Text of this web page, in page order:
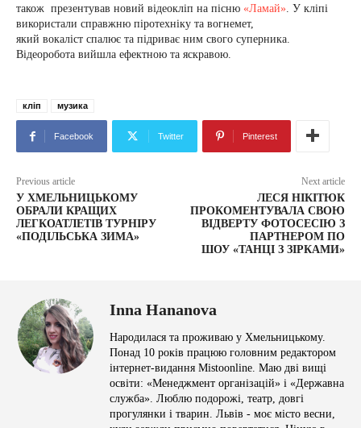
також презентував новий відеокліп на пісню «Ламай». У кліпі
використали справжню піротехніку та вогнемет,
який вокаліст спалює та підриває ним свого суперника.
Відеоробота вийшла ефектною та яскравою.
кліп музика
Facebook Twitter Pinterest
Previous article
У ХМЕЛЬНИЦЬКОМУ
ОБРАЛИ КРАЩИХ
ЛЕГКОАТЛЕТІВ ТУРНІРУ
«ПОДІЛЬСЬКА ЗИМА»
Next article
ЛЕСЯ НІКІТЮК
ПРОКОМЕНТУВАЛА СВОЮ
ВІДВЕРТУ ФОТОСЕСІЮ З
ПАРТНЕРОМ ПО
ШОУ «ТАНЦІ З ЗІРКАМИ»
Inna Hananova
Народилася та проживаю у Хмельницькому.
Понад 10 років працюю головним редактором
інтернет-видання Mistoonline. Маю дві вищі
освіти: «Менеджмент організацій» і «Державна
служба». Люблю подорожі, театр, довгі
прогулянки і тварин. Львів - моє місто весни,